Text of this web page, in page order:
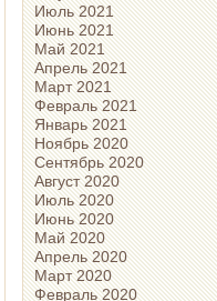
Июль 2021
Июнь 2021
Май 2021
Апрель 2021
Март 2021
Февраль 2021
Январь 2021
Ноябрь 2020
Сентябрь 2020
Август 2020
Июль 2020
Июнь 2020
Май 2020
Апрель 2020
Март 2020
Февраль 2020